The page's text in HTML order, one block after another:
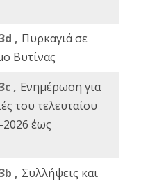
, Πυρκαγιά σε
Βυτίνας
, Ενημέρωση για
του τελευταίου
έως
, Συλλήψεις και